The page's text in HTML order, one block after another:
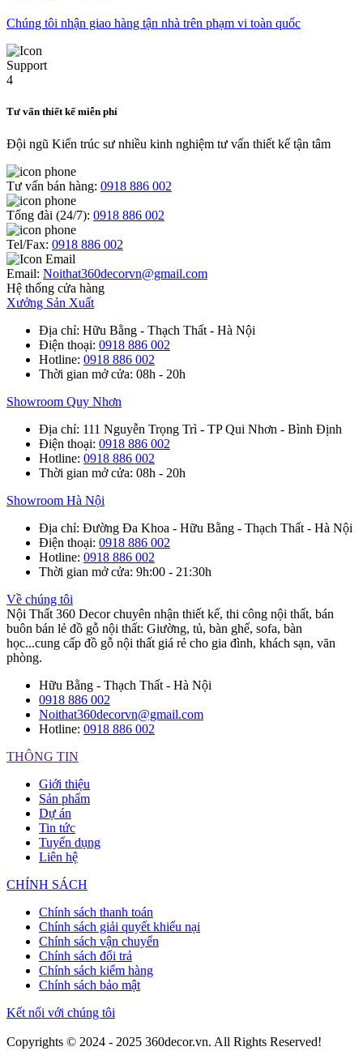
Chúng tôi nhận giao hàng tận nhà trên phạm vi toàn quốc
Tư vấn thiết kế miễn phí
Đội ngũ Kiến trúc sư nhiều kinh nghiệm tư vấn thiết kế tận tâm
Tư vấn bán hàng: 0918 886 002
Tổng đài (24/7): 0918 886 002
Tel/Fax: 0918 886 002
Email: Noithat360decorvn@gmail.com
Hệ thống cửa hàng
Xưởng Sản Xuất
Địa chỉ: Hữu Bằng - Thạch Thất - Hà Nội
Điện thoại: 0918 886 002
Hotline: 0918 886 002
Thời gian mở cửa: 08h - 20h
Showroom Quy Nhơn
Địa chỉ: 111 Nguyễn Trọng Trì - TP Qui Nhơn - Bình Định
Điện thoại: 0918 886 002
Hotline: 0918 886 002
Thời gian mở cửa: 08h - 20h
Showroom Hà Nội
Địa chỉ: Đường Đa Khoa - Hữu Bằng - Thạch Thất - Hà Nội
Điện thoại: 0918 886 002
Hotline: 0918 886 002
Thời gian mở cửa: 9h:00 - 21:30h
Về chúng tôi
Nội Thất 360 Decor chuyên nhận thiết kế, thi công nội thất, bán
buôn bán lẻ đồ gỗ nội thất: Giường, tủ, bàn ghế, sofa, bàn
học...cung cấp đồ gỗ nội thất giá rẻ cho gia đình, khách sạn, văn
phòng.
Hữu Bằng - Thạch Thất - Hà Nội
0918 886 002
Noithat360decorvn@gmail.com
Hotline: 0918 886 002
THÔNG TIN
Giới thiệu
Sản phẩm
Dự án
Tin tức
Tuyển dụng
Liên hệ
CHÍNH SÁCH
Chính sách thanh toán
Chính sách giải quyết khiếu nại
Chính sách vận chuyển
Chính sách đổi trả
Chính sách kiểm hàng
Chính sách bảo mật
Kết nối với chúng tôi
Copyrights © 2024 - 2025 360decor.vn. All Rights Reserved!